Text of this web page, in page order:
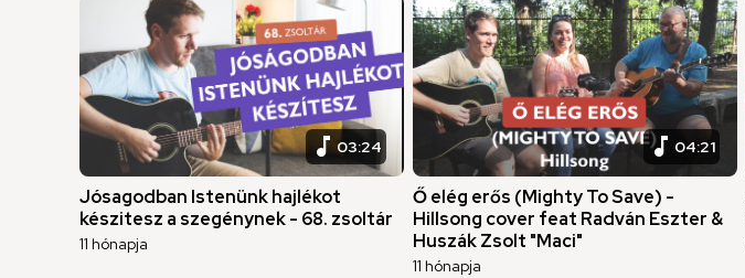
music_note03:24
Jósagodban Istenünk hajlékot
készitesz a szegénynek - 68. zsoltár
11 hónapja
music_note 04:21
Ő elég erős (Mighty To Save) -
Hillsong cover feat Radván Eszter &
Huszák Zsolt "Maci"
11 hónapja